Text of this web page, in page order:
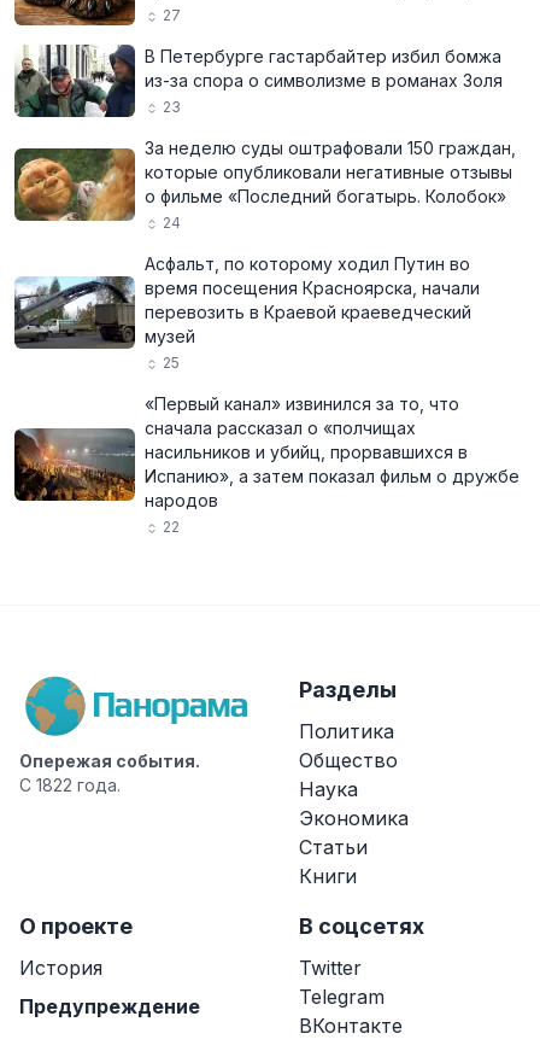
27
В Петербурге гастарбайтер избил бомжа
из-за спора о символизме в романах Золя
23
За неделю суды оштрафовали 150 граждан,
которые опубликовали негативные отзывы
о фильме «Последний богатырь. Колобок»
24
Асфальт, по которому ходил Путин во
время посещения Красноярска, начали
перевозить в Краевой краеведческий
музей
25
«Первый канал» извинился за то, что
сначала рассказал о «полчищах
насильников и убийц, прорвавшихся в
Испанию», а затем показал фильм о дружбе
народов
22
Опережая события.
С 1822 года.
Разделы
Политика
Общество
Наука
Экономика
Статьи
Книги
О проекте
История
Предупреждение
В соцсетях
Twitter
Telegram
ВКонтакте